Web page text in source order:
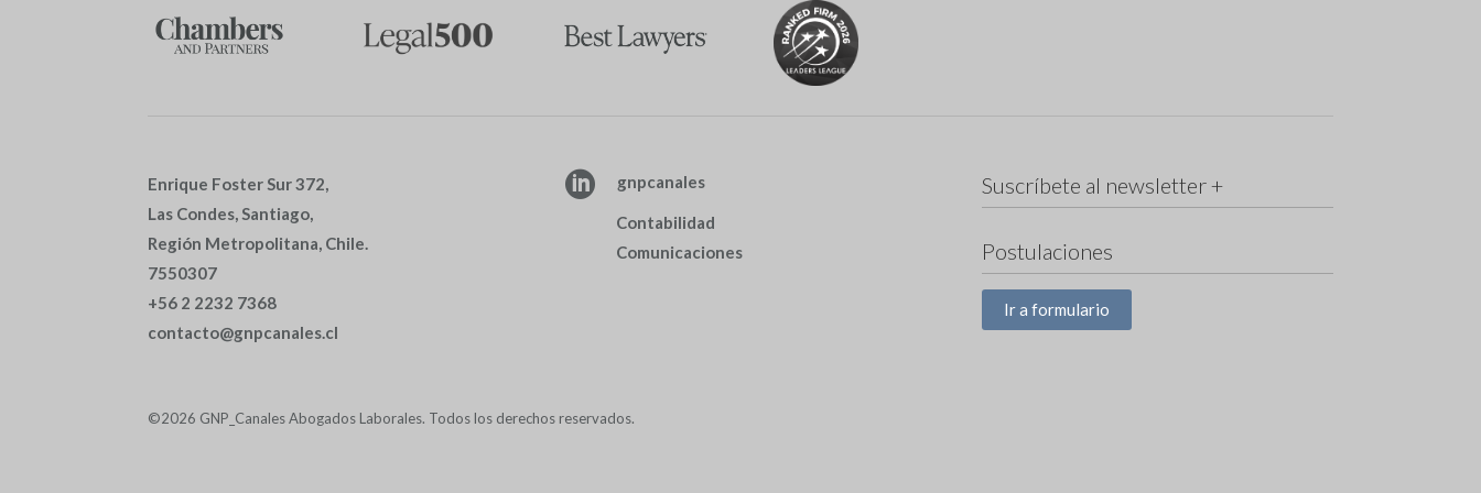
Enrique Foster Sur 372,
Las Condes, Santiago,
Región Metropolitana, Chile.
7550307
+56 2 2232 7368
contacto@gnpcanales.cl
 gnpcanales
Contabilidad
Comunicaciones
Suscríbete al newsletter +
Postulaciones
Ir a formulario
©2026 GNP_Canales Abogados Laborales. Todos los derechos reservados.